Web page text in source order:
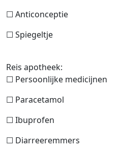
☐ Anticonceptie
☐ Spiegeltje
Reis apotheek:
☐ Persoonlijke medicijnen
☐ Paracetamol
☐ Ibuprofen
☐ Diarreeremmers